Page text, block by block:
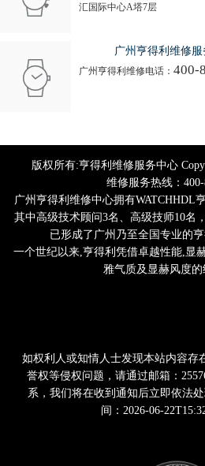
汇国际中心A塔7层
广州亨得利维修
广州亨得利维修电话： 400-
版权所有:亨得利维修服务中心
维修服务热线：400-
广州亨得利维修中心拥有WATCHHDL
其中高级技术顾问3名、高级技师10名
已形成了广州乃至全国专业的亨
一个世纪以来,亨得利凭借卓越性能,显
雅气质及显赫风度的
如权利人或知情人士发现本站内容存
誉权等侵权问题，请通过邮箱：
系，我们将在收到通知后立即依法
间：2026-06-